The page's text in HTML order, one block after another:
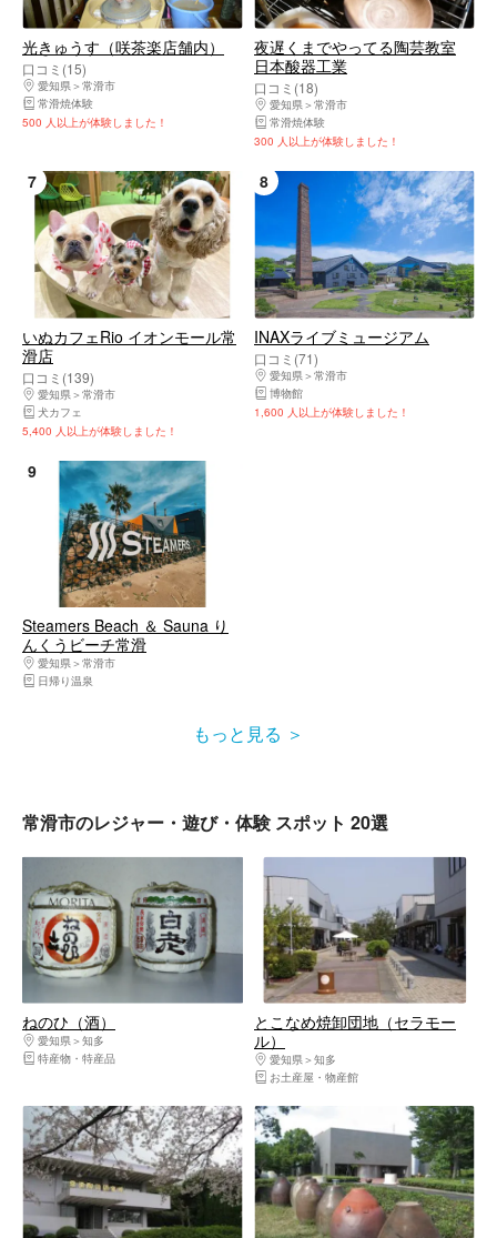
光きゅうす（咲茶楽店舗内）
口コミ(15)
愛知県
常滑市
常滑焼体験
500 人以上が体験しました！
夜遅くまでやってる陶芸教室
日本酸器工業
口コミ(18)
愛知県
常滑市
常滑焼体験
300 人以上が体験しました！
7
いぬカフェRio イオンモール常
滑店
口コミ(139)
愛知県
常滑市
犬カフェ
5,400 人以上が体験しました！
8
INAXライブミュージアム
口コミ(71)
愛知県
常滑市
博物館
1,600 人以上が体験しました！
9
Steamers Beach ＆ Sauna り
んくうビーチ常滑
愛知県
常滑市
日帰り温泉
もっと見る
常滑市のレジャー・遊び・体験 スポット 20選
ねのひ（酒）
愛知県
知多
特産物・特産品
とこなめ焼卸団地（セラモー
ル）
愛知県
知多
お土産屋・物産館